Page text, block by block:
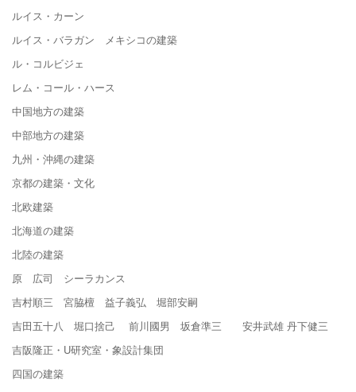
ルイス・カーン
ルイス・バラガン メキシコの建築
ル・コルビジェ
レム・コール・ハース
中国地方の建築
中部地方の建築
九州・沖縄の建築
京都の建築・文化
北欧建築
北海道の建築
北陸の建築
原 広司 シーラカンス
吉村順三 宮脇檀 益子義弘 堀部安嗣
吉田五十八 堀口捨己 前川國男 坂倉準三 安井武雄 丹下健三
吉阪隆正・U研究室・象設計集団
四国の建築